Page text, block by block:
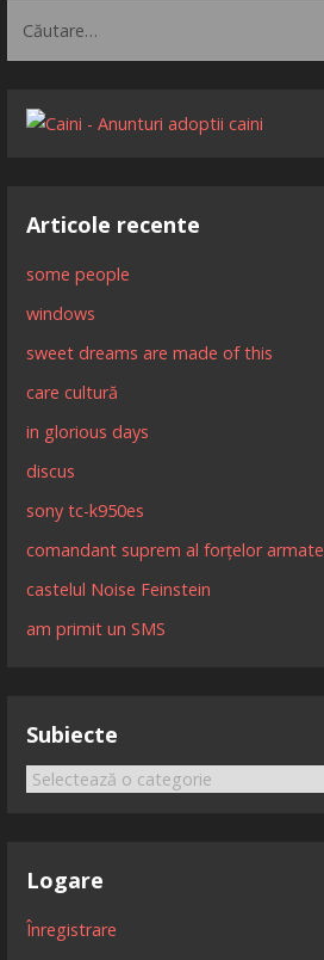
navigation
după:
Articole recente
some people
windows
sweet dreams are made of this
care cultură
in glorious days
discus
sony tc-k950es
comandant suprem al forțelor armate
castelul Noise Feinstein
am primit un SMS
Subiecte
Subiecte
Logare
Înregistrare